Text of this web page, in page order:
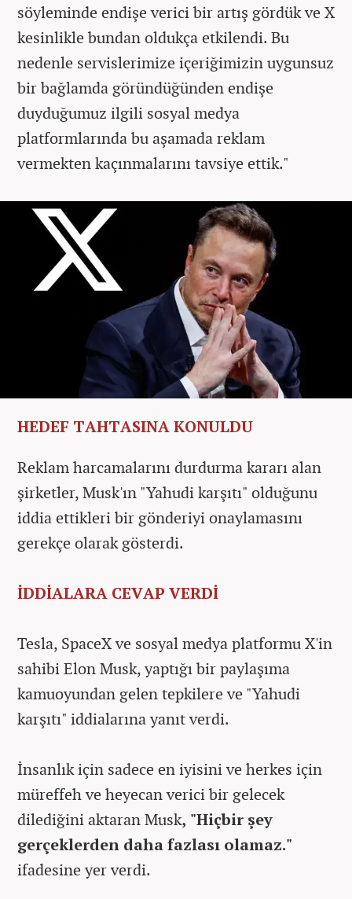
söyleminde endişe verici bir artış gördük ve X
kesinlikle bundan oldukça etkilendi. Bu
nedenle servislerimize içeriğimizin uygunsuz
bir bağlamda göründüğünden endişe
duyduğumuz ilgili sosyal medya
platformlarında bu aşamada reklam
vermekten kaçınmalarını tavsiye ettik."
HEDEF TAHTASINA KONULDU
Reklam harcamalarını durdurma kararı alan
şirketler, Musk'ın "Yahudi karşıtı" olduğunu
iddia ettikleri bir gönderiyi onaylamasını
gerekçe olarak gösterdi.
İDDİALARA CEVAP VERDİ
Tesla, SpaceX ve sosyal medya platformu X'in
sahibi Elon Musk, yaptığı bir paylaşıma
kamuoyundan gelen tepkilere ve "Yahudi
karşıtı" iddialarına yanıt verdi.
İnsanlık için sadece en iyisini ve herkes için
müreffeh ve heyecan verici bir gelecek
dilediğini aktaran Musk, "Hiçbir şey
gerçeklerden daha fazlası olamaz."
ifadesine yer verdi.